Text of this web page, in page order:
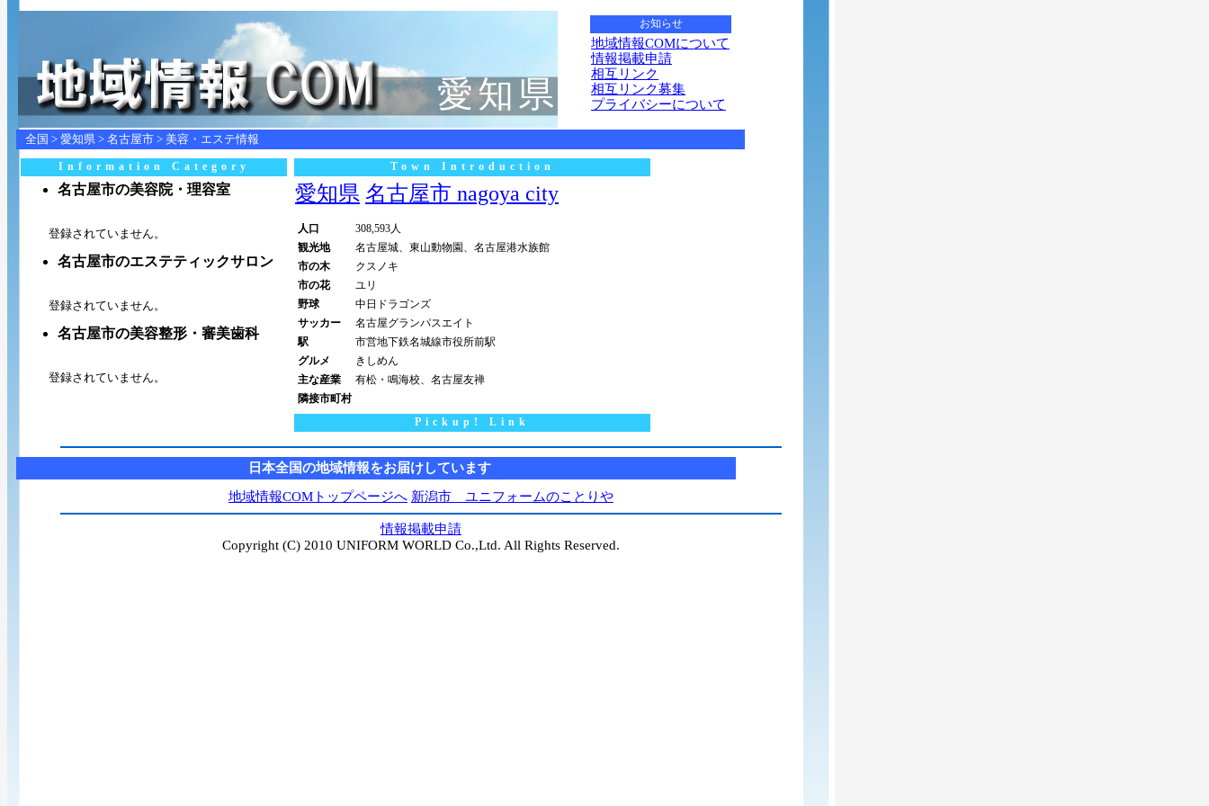
愛知県
お知らせ
地域情報COMについて
情報掲載申請
相互リンク
相互リンク募集
プライバシーについて
全国 > 愛知県 > 名古屋市 > 美容・エステ情報
Information Category
名古屋市の美容院・理容室
登録されていません。
名古屋市のエステティックサロン
登録されていません。
名古屋市の美容整形・審美歯科
登録されていません。
Town Introduction
愛知県 名古屋市 nagoya city
人口
308,593人
観光地
名古屋城、東山動物園、名古屋港水族館
市の木
クスノキ
市の花
ユリ
野球
中日ドラゴンズ
サッカー
名古屋グランパスエイト
駅
市営地下鉄名城線市役所前駅
グルメ
きしめん
主な産業
有松・鳴海校、名古屋友禅
隣接市町村
Pickup! Link
日本全国の地域情報をお届けしています
地域情報COMトップページへ 新潟市 ユニフォームのことりや
情報掲載申請
Copyright (C) 2010 UNIFORM WORLD Co.,Ltd. All Rights Reserved.